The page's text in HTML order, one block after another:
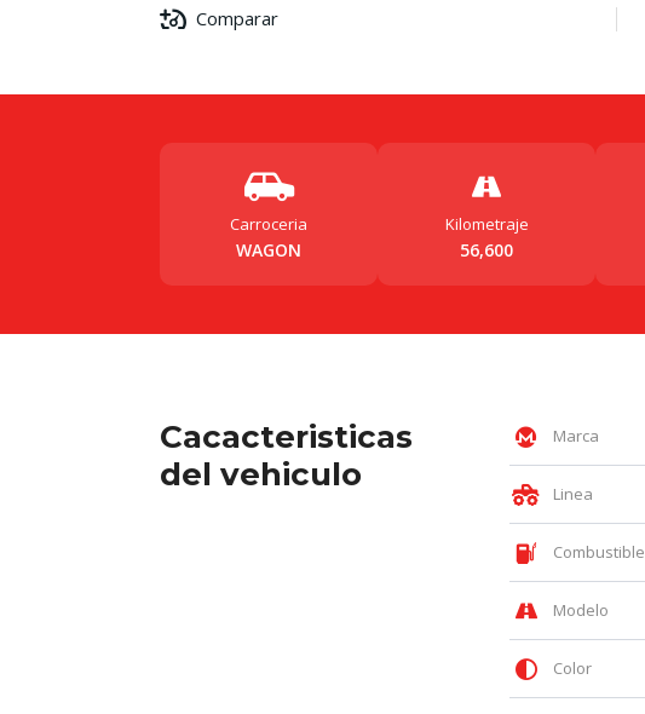
Comparar
Carroceria
WAGON
Kilometraje
56,600
Cacacteristicas
del vehiculo
Marca
Linea
Combustible
Modelo
Color